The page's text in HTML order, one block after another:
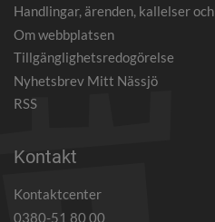
Handlingar, ärenden, kallelser
Om webbplatsen
Tillgänglighetsredogörelse
Nyhetsbrev Mitt Nässjö
RSS
Kontakt
Kontaktcenter
0380-51 80 00